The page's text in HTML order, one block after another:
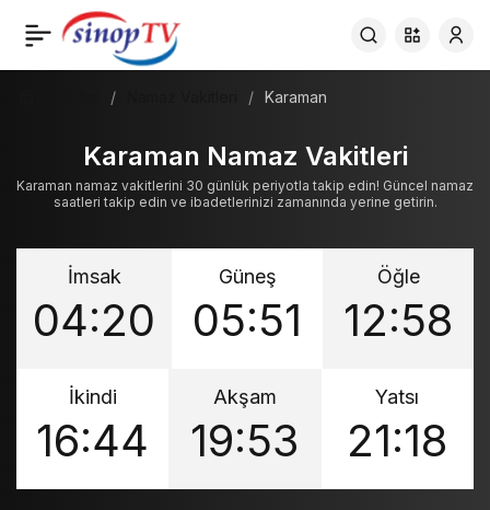
Karaman
Karaman Namaz Vakitleri
Karaman namaz vakitlerini 30 günlük periyotla takip edin! Güncel namaz
saatleri takip edin ve ibadetlerinizi zamanında yerine getirin.
İmsak
04:20
Güneş
05:51
Öğle
12:58
İkindi
16:44
Akşam
19:53
Yatsı
21:18